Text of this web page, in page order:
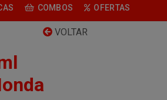
COMBOS OFERTAS
VOLTAR